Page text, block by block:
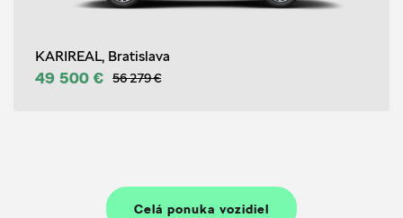
KARIREAL, Bratislava
49 500 € 56 279 €
Celá ponuka vozidiel